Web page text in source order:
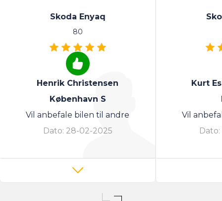
Skoda Enyaq
80
Henrik Christensen
København S
Vil anbefale bilen til andre
Dato: 28-02-2025
Kurt
Vil
Dato: